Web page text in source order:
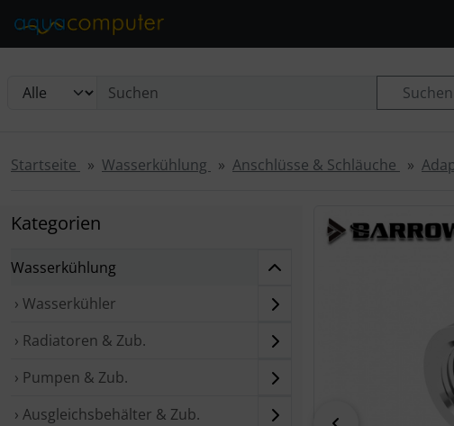
Suchen
Startseite Wasserkühlung Anschlüsse & Schläuche
Kategorien
Wasserkühlung
› Wasserkühler
› Radiatoren & Zub.
› Pumpen & Zub.
› Ausgleichsbehälter & Zub.
Wenn mehr als